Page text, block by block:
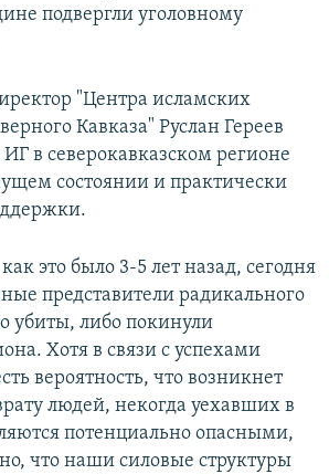
подвергли уголовному
"Центра исламских
Кавказа" Руслан Гереев
в северокавказском регионе
состоянии и практически
это было 3-5 лет назад, сегодня
представители радикального
убиты, либо покинули
Хотя в связи с успехами
вероятность, что возникнет
людей, некогда уехавших в
потенциально опасными,
что наши силовые структуры